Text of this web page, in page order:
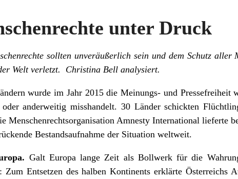
unter Druck
sollten unveräußerlich sein und dem Schutz aller
Welt verletzt. Christina Bell analysiert.
wurde im Jahr 2015 die Meinungs- und Pressefreiheit
anderweitig misshandelt. 30 Länder schickten
Menschenrechtsorganisation Amnesty International lieferte
Bestandsaufnahme der Situation weltweit.
Galt Europa lange Zeit als Bollwerk für die
Zum Entsetzen des halben Kontinents erklärte Österreichs